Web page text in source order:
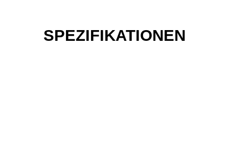
SPEZIFIKATIONEN